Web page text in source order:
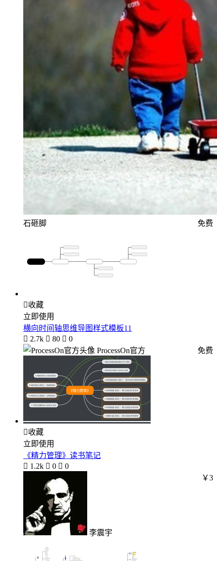
石砸脚 免费
收藏
立即使用
横向时间轴思维导图样式模板11
 2.7k  80  0
ProcessOn官方
免费
收藏
立即使用
《精力管理》读书笔记
 1.2k  0  0
李震宇
￥3